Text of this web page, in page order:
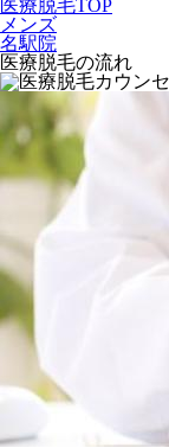
医療脱毛TOP
メンズ
名駅院
医療脱毛の流れ